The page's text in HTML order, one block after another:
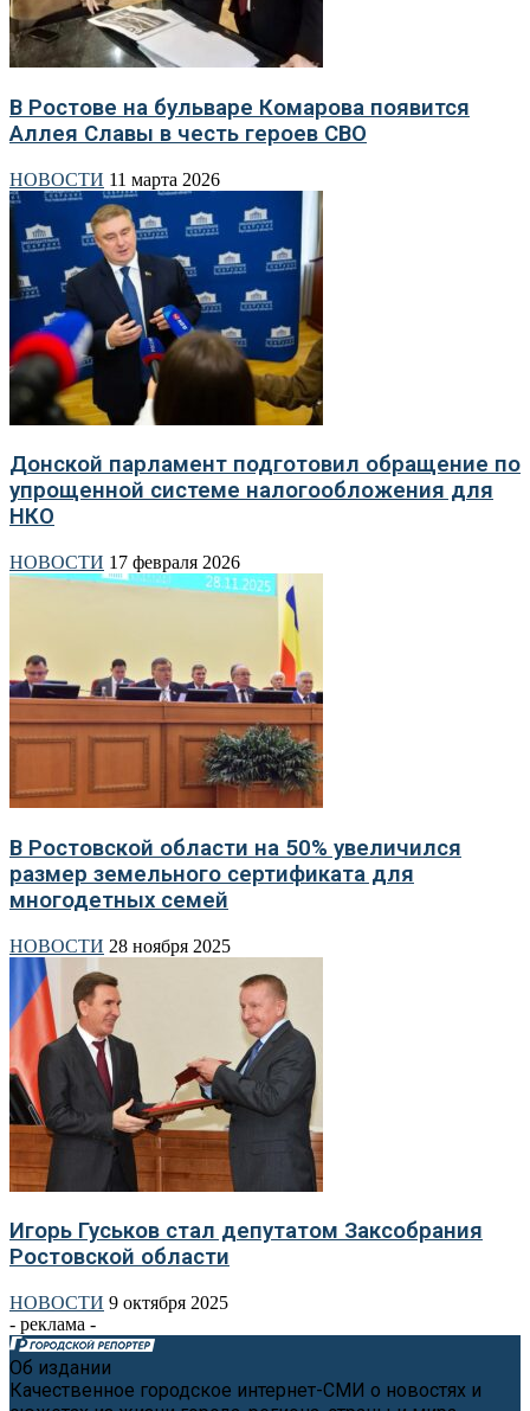
В Ростове на бульваре Комарова появится
Аллея Славы в честь героев СВО
НОВОСТИ 11 марта 2026
Донской парламент подготовил обращение по
упрощенной системе налогообложения для
НКО
НОВОСТИ 17 февраля 2026
В Ростовской области на 50% увеличился
размер земельного сертификата для
многодетных семей
НОВОСТИ 28 ноября 2025
Игорь Гуськов стал депутатом Заксобрания
Ростовской области
НОВОСТИ 9 октября 2025
- реклама -
Об издании
Качественное городское интернет-СМИ о новостях и